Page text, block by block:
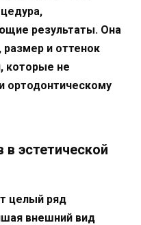
результаты. Она
и оттенок
которые не
ортодонтическому
эстетической
целый ряд
внешний вид